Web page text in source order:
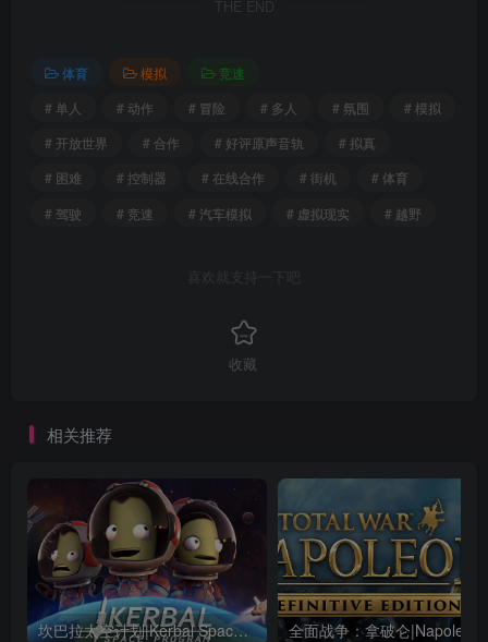
THE END
体育 模拟
竞速
# 单人
# 动作 # 冒险 # 多人 # 氛围
# 模拟
# 开放世界
# 合作 # 好评原声音轨
# 拟真
# 困难
# 控制器 # 在线合作 # 街机
# 体育
# 驾驶
# 竞速 # 汽车模拟 # 虚拟现实 # 越野
喜欢就支持一下吧
收藏
相关推荐
坎巴拉太空计划|Kerbal Space Program|1.12.5.3190|整合全DLC